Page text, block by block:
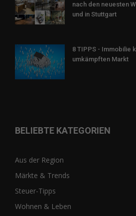
nach den neuesten
und in Stuttgart
8 TIPPS - Immobilie
umkämpften Markt
BELIEBTE KATEGORIEN
Aus der Region
Märkte & Trends
Steuer-Tipps
Wohnen & Leben